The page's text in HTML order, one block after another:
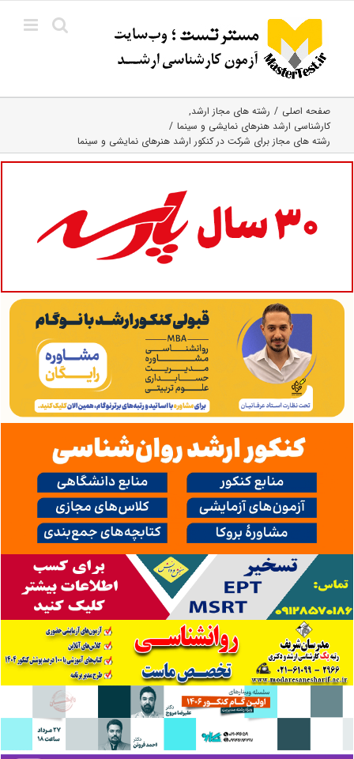
content
صفحه اصلی
رشته های مجاز ارشد
کارشناسی ارشد هنرهای نمایشی و سینما
رشته های مجاز برای شرکت در کنکور ارشد هنرهای نمایشی و سینما